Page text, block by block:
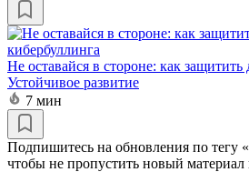
Не оставайся в стороне: как защитить
Устойчивое развитие
7 мин
Подпишитесь на обновления по тегу
чтобы не пропустить новый